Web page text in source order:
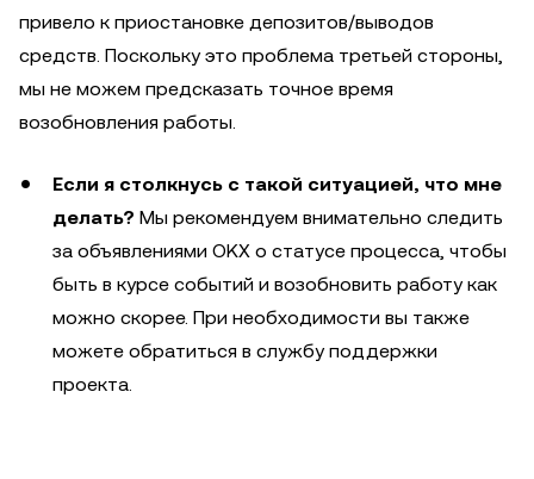
привело к приостановке депозитов/выводов
средств. Поскольку это проблема третьей стороны,
мы не можем предсказать точное время
возобновления работы.
Если я столкнусь с такой ситуацией, что мне
делать? Мы рекомендуем внимательно следить
за объявлениями OKX о статусе процесса, чтобы
быть в курсе событий и возобновить работу как
можно скорее. При необходимости вы также
можете обратиться в службу поддержки
проекта.